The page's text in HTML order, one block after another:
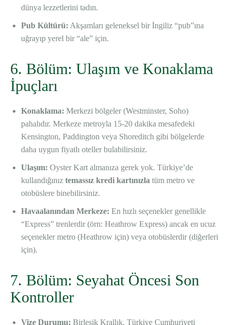
dünya lezzetlerini tadın.
Pub Kültürü: Akşamları geleneksel bir İngiliz “pub”ına
uğrayıp yerel bir “ale” için.
6. Bölüm: Ulaşım ve Konaklama
İpuçları
Konaklama: Merkezi bölgeler (Westminster, Soho)
pahalıdır. Merkeze metroyla 15-20 dakika mesafedeki
Kensington, Paddington veya Shoreditch gibi bölgelerde
daha uygun fiyatlı oteller bulabilirsiniz.
Ulaşım: Oyster Kart almanıza gerek yok. Türkiye’de
kullandığınız temassız kredi kartınızla tüm metro ve
otobüslere binebilirsiniz.
Havaalanından Merkeze: En hızlı seçenekler genellikle
“Express” trenlerdir (örn: Heathrow Express) ancak en ucuz
seçenekler metro (Heathrow için) veya otobüslerdir (diğerleri
için).
7. Bölüm: Seyahat Öncesi Son
Kontroller
Vize Durumu: Birleşik Krallık, Türkiye Cumhuriyeti